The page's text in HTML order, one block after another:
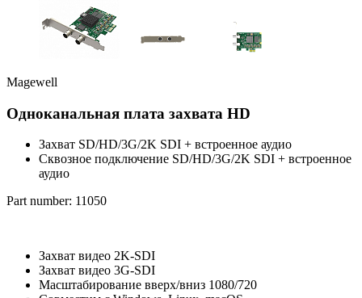
Magewell
Одноканальная плата захвата HD
Захват SD/HD/3G/2K SDI + встроенное аудио
Сквозное подключение SD/HD/3G/2K SDI + встроенное
аудио
Part number: 11050
Захват видео 2K-SDI
Захват видео 3G-SDI
Масштабирование вверх/вниз 1080/720